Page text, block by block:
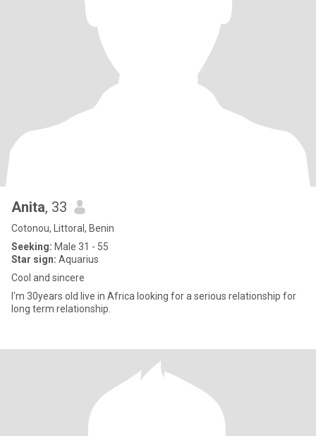
Anita, 33
Cotonou, Littoral, Benin
Seeking: Male 31 - 55
Star sign: Aquarius
Cool and sincere
I'm 30years old live in Africa looking for a serious relationship for
long term relationship.